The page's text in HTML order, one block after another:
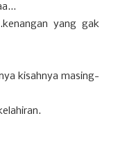
yang gak
kisahnya masing-